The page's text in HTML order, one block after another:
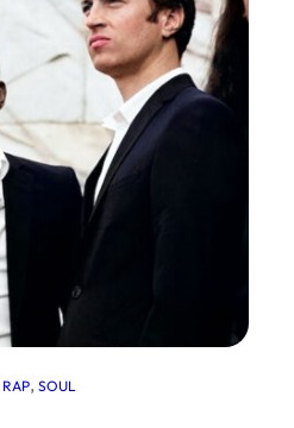
RAP, SOUL